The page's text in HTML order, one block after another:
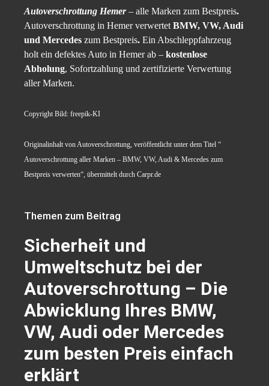
Autoverschrottung Hemer– alle Marken zum Bestpreis.
Autoverschrottung in Hemer verwertet BMW, VW, Audi
und Mercedes zum Bestpreis. Ein Abschleppfahrzeug
holt ein defektes Auto in Hemer ab – kostenlose
Abholung, Sofortzahlung und zertifizierte Verwertung
aller Marken.
Copyright Bild: freepik-KI
Originalinhalt von Autoverschrottung, veröffentlicht unter dem Titel “
Autoverschrottung aller Marken – BMW, VW, Audi & Mercedes zum
Bestpreis verwerten“, übermittelt durch Carpr.de
Themen zum Beitrag
Sicherheit und
Umweltschutz bei der
Autoverschrottung – Die
Abwicklung Ihres BMW,
VW, Audi oder Mercedes
zum besten Preis einfach
erklärt